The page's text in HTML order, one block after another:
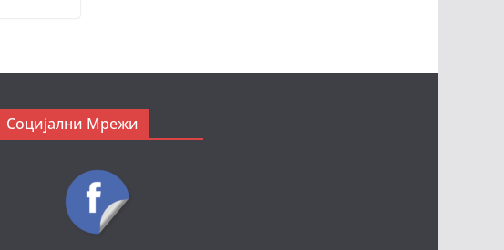
Социјални Мрежи